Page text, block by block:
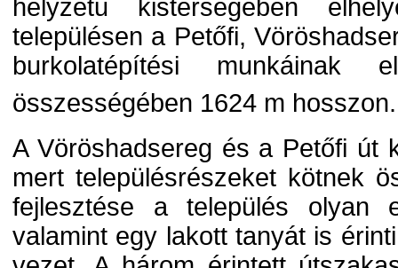
helyzetű kistérségében
településen a Petőfi,
burkolatépítési munkáinak
összességében 1624 m hosszon.
A Vöröshadsereg és a Petőfi út
mert településrészeket kötnek
fejlesztése a település olyan
valamint egy lakott tanyát is